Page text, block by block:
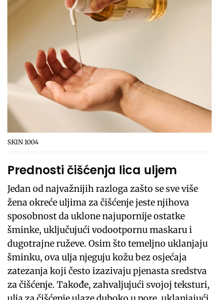
SKIN 1004
Prednosti čišćenja lica uljem
Jedan od najvažnijih razloga zašto se sve više
žena okreće uljima za čišćenje jeste njihova
sposobnost da uklone najupornije ostatke
šminke, uključujući vodootpornu maskaru i
dugotrajne ruževe. Osim što temeljno uklanjaju
šminku, ova ulja njeguju kožu bez osjećaja
zatezanja koji često izazivaju pjenasta sredstva
za čišćenje. Takođe, zahvaljujući svojoj teksturi,